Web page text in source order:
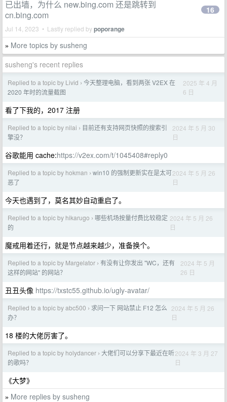
已出墙，为什么 new.bing.com 还是跳转到
cn.bing.com
Jul 14, 2023 • Lastly replied bypoporange
16
» More topics by susheng
susheng's recent replies
Replied to a topic by Livid › 今天整理电脑，看到两张 V2EX 在
2020 年时的流量截图
2025 年 4 月
6 日
看了下我的，2017 注册
Replied to a topic by nilai › 目前还有支持网页快照的搜索引
擎没？
2024 年 5 月 30
日
谷歌能用 cache:https://v2ex.com/t/1045408#reply0
Replied to a topic by hokman › win10 的强制更新实在是太可
恶了
2024 年 5 月 26
日
今天也遇到了，莫名其妙自动重启了。
Replied to a topic by hikarugo › 哪些机场按量付费比较稳定
的
2024 年 5 月 26
日
魔戒用着还行，就是节点越来越少，准备换个。
Replied to a topic by Margelator › 有没有让你发出 "WC，还有
这样的网站" 的网站？
2024 年 5 月
26 日
丑丑头像 https://txstc55.github.io/ugly-avatar/
Replied to a topic by abc500 › 求问一下 网站禁止 F12 怎么
办？
2024 年 5 月 26
日
18 楼的大佬厉害了。
Replied to a topic by holydancer › 大佬们可以分享下最近在听
的歌吗？
2024 年 3 月 27
日
《大梦》
» More replies by susheng